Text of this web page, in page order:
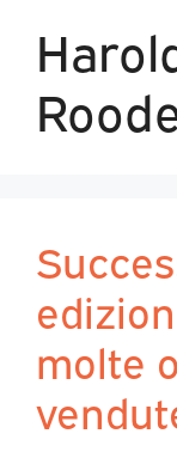
molte